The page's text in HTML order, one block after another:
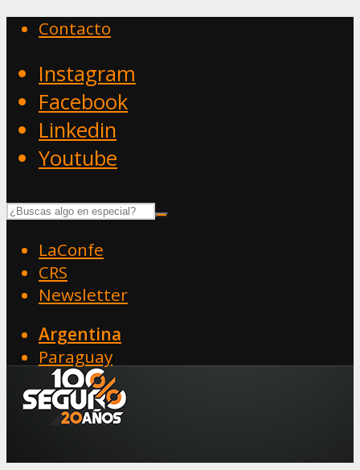
Contacto
Instagram
Facebook
Linkedin
Youtube
LaConfe
CRS
Newsletter
Argentina
Paraguay